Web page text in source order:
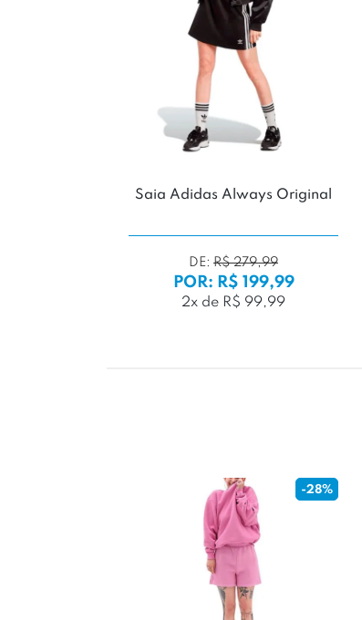
Saia Adidas Always Original
DE: R$ 279,99
POR: R$ 199,99
2x de R$ 99,99
-28%